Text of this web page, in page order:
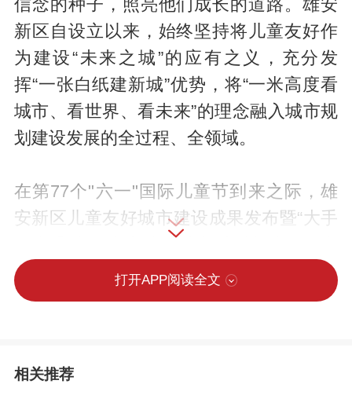
信念的种子，照亮他们成长的道路。雄安
新区自设立以来，始终坚持将儿童友好作
为建设“未来之城”的应有之义，充分发
挥“一张白纸建新城”优势，将“一米高度看
城市、看世界、看未来”的理念融入城市规
划建设发展的全过程、全领域。
在第77个"六一"国际儿童节到来之际，雄
安新区儿童友好城市建设成果发布暨“大手
容和金源小学欢乐启幕。本次活动是新区
儿童友好城市建设新成果的集中亮相，更
打开APP阅读全文
相关推荐